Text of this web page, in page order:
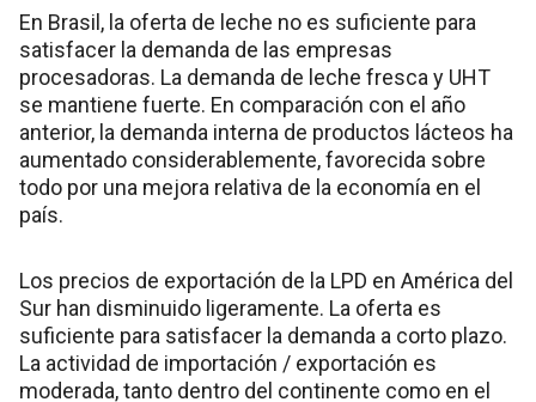
En Brasil, la oferta de leche no es suficiente para
satisfacer la demanda de las empresas
procesadoras. La demanda de leche fresca y UHT
se mantiene fuerte. En comparación con el año
anterior, la demanda interna de productos lácteos ha
aumentado considerablemente, favorecida sobre
todo por una mejora relativa de la economía en el
país.
Los precios de exportación de la LPD en América del
Sur han disminuido ligeramente. La oferta es
suficiente para satisfacer la demanda a corto plazo.
La actividad de importación / exportación es
moderada, tanto dentro del continente como en el